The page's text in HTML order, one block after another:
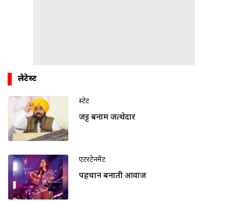
लेटेस्ट
स्टेट
जट्ट बनाम जत्थेदार
एंटरटेनमेंट
पहचान बनाती आवाज